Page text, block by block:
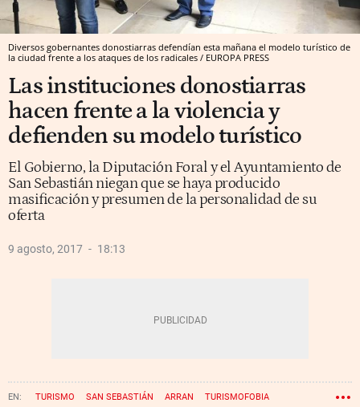
Diversos gobernantes donostiarras defendían esta mañana el modelo turístico de
la ciudad frente a los ataques de los radicales / EUROPA PRESS
Las instituciones donostiarras
hacen frente a la violencia y
defienden su modelo turístico
El Gobierno, la Diputación Foral y el Ayuntamiento de
San Sebastián niegan que se haya producido
masificación y presumen de la personalidad de su
oferta
9 agosto, 2017 18:13
TURISMO SAN SEBASTIÁN ARRAN TURISMOFOBIA